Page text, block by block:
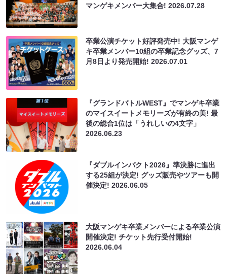
マンゲキメンバー大集合!2026.07.28
卒業公演チケット好評発売中! 大阪マンゲ
キ卒業メンバー10組の卒業記念グッズ、7
月8日より発売開始!2026.07.01
『グランドバトルWEST』でマンゲキ卒業
のマイスイートメモリーズが有終の美! 最
後の総合1位は「うれしいの4文字」
2026.06.23
『ダブルインパクト2026』準決勝に進出
する25組が決定! グッズ販売やツアーも開
催決定!2026.06.05
大阪マンゲキ卒業メンバーによる卒業公演
開催決定! チケット先行受付開始!
2026.06.04